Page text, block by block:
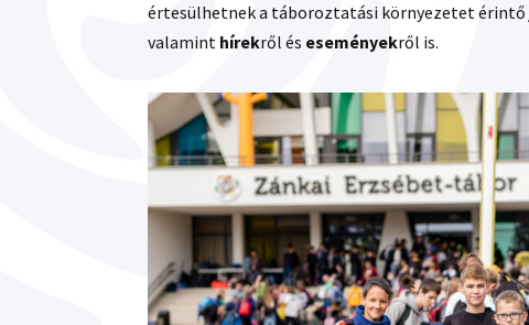
értesülhetnek a táboroztatási környezetet érintő
valamint hírekről és eseményekről is.